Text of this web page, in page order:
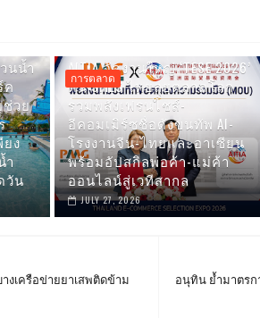
นน้ำ
ค
วย
ยง
ำ
วัน
การตลาด
AITIA จัดงานใหญ่ ‘TESE 2026’
ดัน SMES ไทยลุยตลาดโลก
รวมพลังเฟรนไชส์-
อีคอมเมิร์ซชื่อดังขนทัพ AI-
โรงงานจีน-ไทยและอาเซียน
พร้อมอัปสกิลพ่อค้า-แม่ค้า
ออนไลน์สู่เวทีสากล
JULY 27, 2026
อนุทิน ย้ำมาตรก
งเครือข่ายยาเสพติดข้าม